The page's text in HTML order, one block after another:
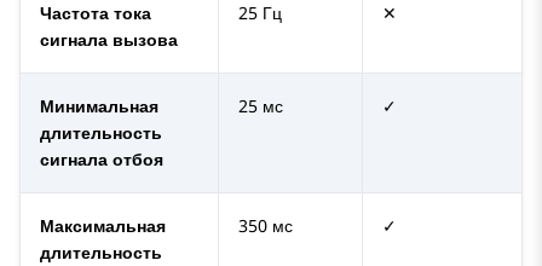
Частота тока
сигнала вызова
25 Гц ✕
Минимальная
длительность
сигнала отбоя
25 мс ✓
Максимальная
длительность
350 мс ✓